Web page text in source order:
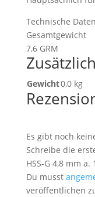
Technische Daten
Gesamtgewicht
7,6 GRM
Gewicht0,0 kg
Es gibt noch
Schreibe die
HSS-G 4,8 mm a.
Du musst
veröffentlichen